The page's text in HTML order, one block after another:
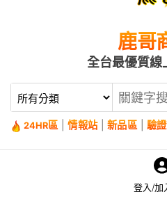
鹿哥
全台最優質線
24HR區 情報站| 新品區 驗
登入/加